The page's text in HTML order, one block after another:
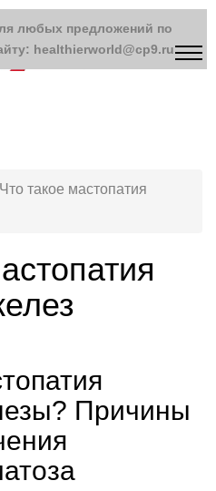
Что такое мастопатия
Причины
любых предложений по
healthierworld@cp9.ru